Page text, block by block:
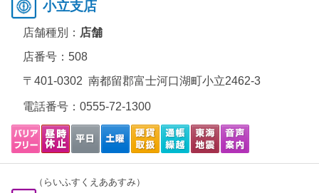
小立支店
店舗種別： 店舗
店番号：508
〒401-0302 南都留郡富士河口湖町小立2462-3
電話番号： 0555-72-1300
（らいふすくえああすみ）